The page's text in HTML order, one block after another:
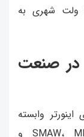
برق ۲۲۰ ولت شهری به
در صنعت
وابسته
است. در دستگاه‌های جوش SMAW، MIG/MAG و